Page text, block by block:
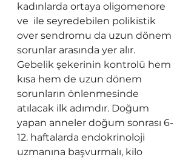
kadınlarda ortaya oligomenore
ve  ile seyredebilen polikistik
over sendromu da uzun dönem
sorunlar arasında yer alır.
Gebelik şekerinin kontrolü hem
kısa hem de uzun dönem
sorunların önlenmesinde
atılacak ilk adımdır. Doğum
yapan anneler doğum sonrası 6-
12. haftalarda endokrinoloji
uzmanına başvurmalı, kilo